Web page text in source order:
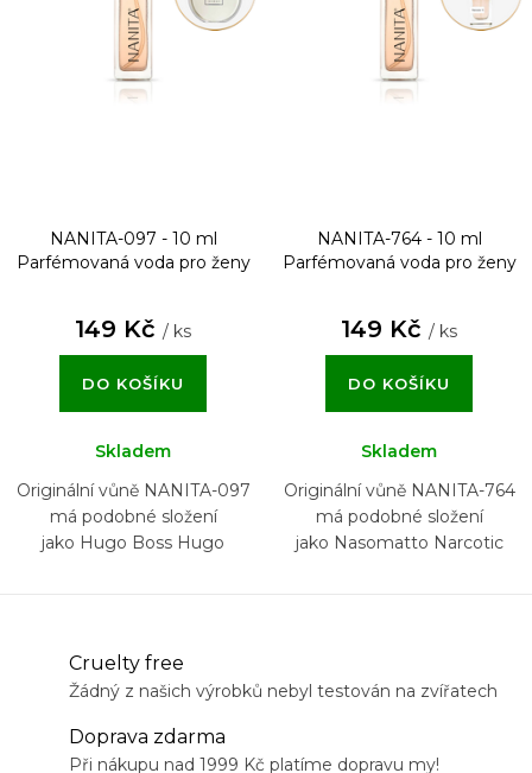
NANITA-097 - 10 ml
Parfémovaná voda pro ženy
149 Kč / ks
DO KOŠÍKU
Skladem
Originální vůně NANITA-097
má podobné složení
jako Hugo Boss Hugo
NANITA-764 - 10 ml
Parfémovaná voda pro ženy
149 Kč / ks
DO KOŠÍKU
Skladem
Originální vůně NANITA-764
má podobné složení
jako Nasomatto Narcotic
Cruelty free
Žádný z našich výrobků nebyl testován na zvířatech
Doprava zdarma
Při nákupu nad 1999 Kč platíme dopravu my!